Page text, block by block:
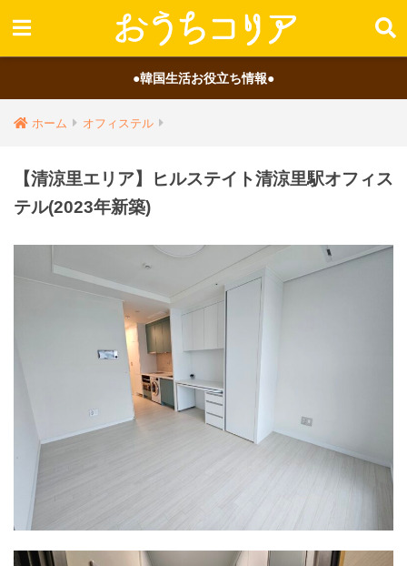
●韓国生活お役立ち情報●
ホーム オフィステル
【清涼里エリア】ヒルステイト清涼里駅オフィス
テル(2023年新築)